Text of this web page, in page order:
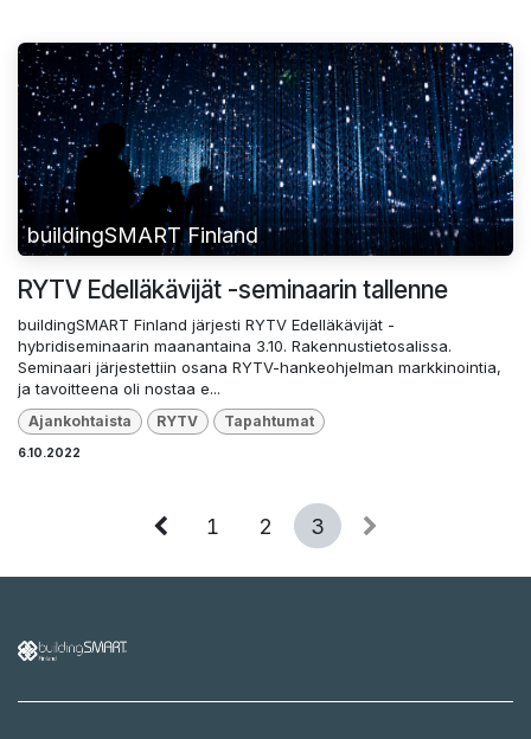
buildingSMART Finland
RYTV Edelläkävijät -seminaarin tallenne
buildingSMART Finland järjesti RYTV Edelläkävijät -
hybridiseminaarin maanantaina 3.10. Rakennustietosalissa.
Seminaari järjestettiin osana RYTV-hankeohjelman markkinointia,
ja tavoitteena oli nostaa e...
Ajankohtaista RYTV Tapahtumat
6.10.2022
1 2 3